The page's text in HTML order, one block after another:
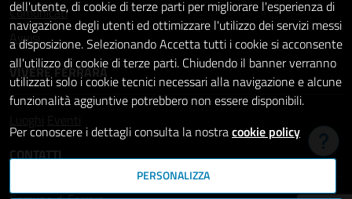
Comunicati
Avvisi
VIVERE FERRARA
Luoghi
Eventi
CONTATTI
dell'utente, di cookie di terze parti per migliorare l'esperienza di
navigazione degli utenti ed ottimizzare l'utilizzo dei servizi messi
a disposizione. Selezionando Accetta tutti i cookie si acconsente
all'utilizzo di cookie di terze parti. Chiudendo il banner verranno
utilizzati solo i cookie tecnici necessari alla navigazione e alcune
funzionalità aggiuntive potrebbero non essere disponibili.
Per conoscere i dettagli consulta la nostracookie policy
PERSONALIZZA
Hai